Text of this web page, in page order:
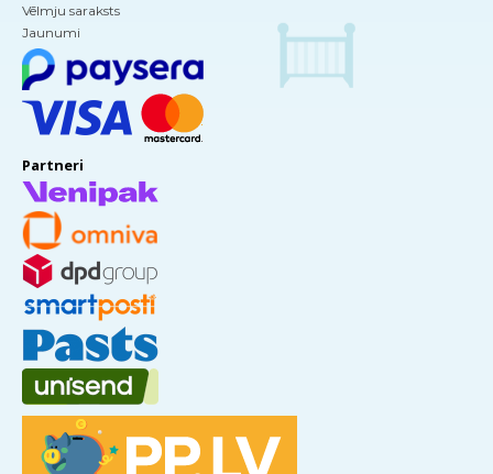
Vēlmju saraksts
Jaunumi
Partneri